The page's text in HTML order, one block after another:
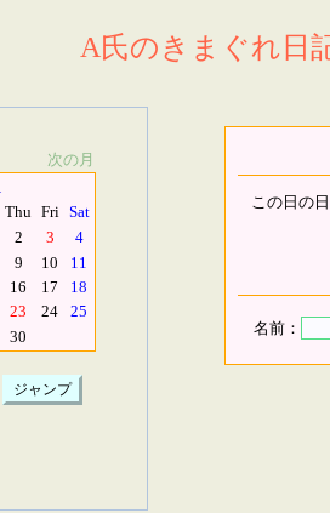
A氏のきまぐれ日
次の月
Thu Fri Sat
2 3
4
9 10
11
16 17
18
23 24
25
30
この日の
名前：